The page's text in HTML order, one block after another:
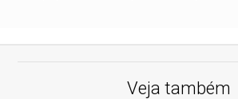
Veja também